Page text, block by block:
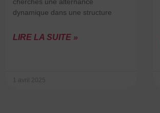
dynamique dans une structure
LIRE LA SUITE »
1 avril 2025